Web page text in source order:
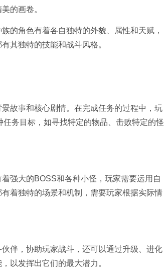
的画卷。
的角色有着各自独特的外貌、属性和天赋，
其独特的技能和战斗风格。
故事和核心剧情。在完成任务的过程中，玩
务目标，如寻找特定的物品、击败特定的怪
强大的BOSS和各种小怪，玩家需要运用自
着独特的场景和机制，需要玩家根据实际情
伴，协助玩家战斗，还可以通过升级、进化
以发挥出它们的最大潜力。